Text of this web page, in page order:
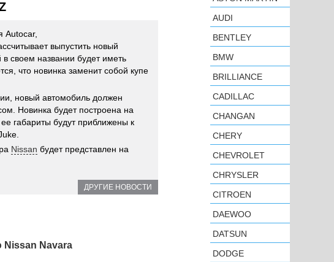
Autocar,
выпустить новый
в своем названии будет иметь
что новинка заменит собой купе
новый автомобиль должен
Новинка будет построена на
габариты будут приближены к
Nissan будет представлен на
ДРУГИЕ НОВОСТИ
Navara
AUDI
BENTLEY
BMW
BRILLIANCE
CADILLAC
CHANGAN
CHERY
CHEVROLET
CHRYSLER
CITROEN
DAEWOO
DATSUN
DODGE